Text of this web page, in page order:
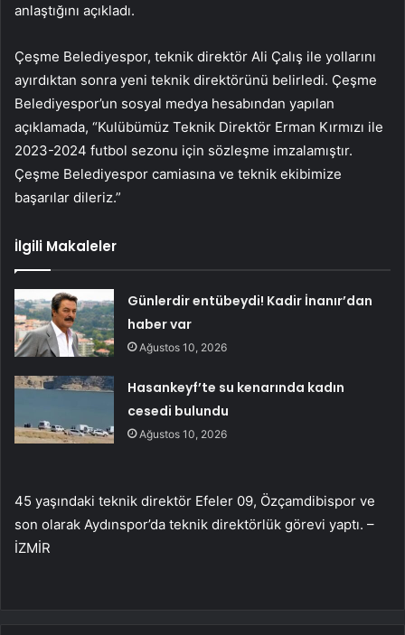
anlaştığını açıkladı.
Çeşme Belediyespor, teknik direktör Ali Çalış ile yollarını
ayırdıktan sonra yeni teknik direktörünü belirledi. Çeşme
Belediyespor’un sosyal medya hesabından yapılan
açıklamada, “Kulübümüz Teknik Direktör Erman Kırmızı ile
2023-2024 futbol sezonu için sözleşme imzalamıştır.
Çeşme Belediyespor camiasına ve teknik ekibimize
başarılar dileriz.”
İlgili Makaleler
Günlerdir entübeydi! Kadir İnanır’dan
haber var
Ağustos 10, 2026
Hasankeyf’te su kenarında kadın
cesedi bulundu
Ağustos 10, 2026
45 yaşındaki teknik direktör Efeler 09, Özçamdibispor ve
son olarak Aydınspor’da teknik direktörlük görevi yaptı. –
İZMİR